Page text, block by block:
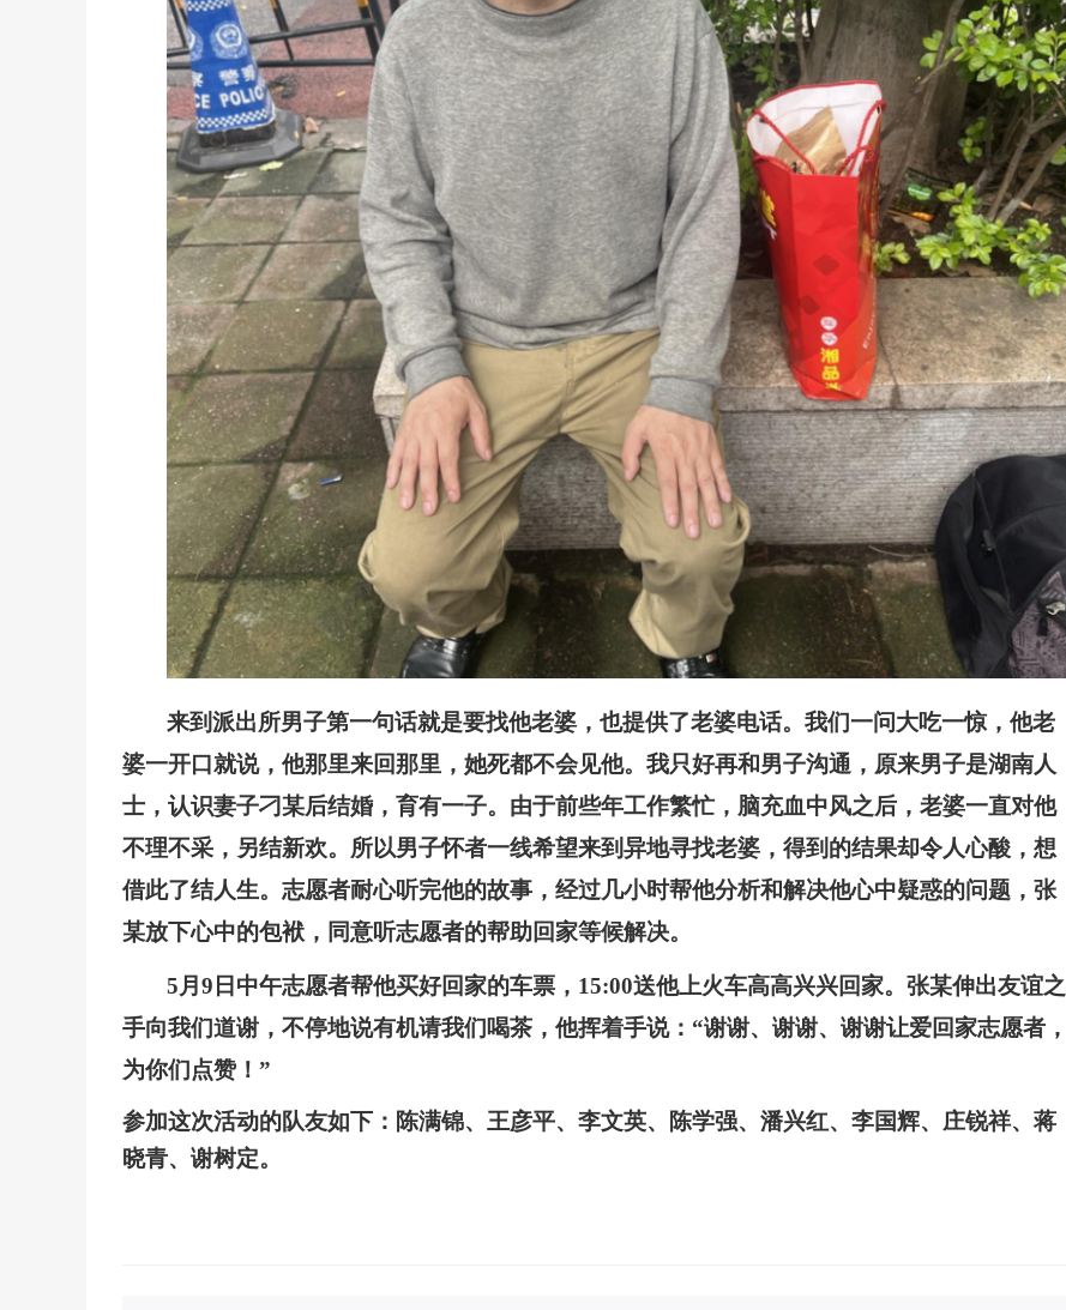
来到派出所男子第一句话就是要找他老婆，也提供了老婆电话。我们一问大吃一惊，他老
婆一开口就说，他那里来回那里，她死都不会见他。我只好再和男子沟通，原来男子是湖南人
士，认识妻子刁某后结婚，育有一子。由于前些年工作繁忙，脑充血中风之后，老婆一直对他
不理不采，另结新欢。所以男子怀者一线希望来到异地寻找老婆，得到的结果却令人心酸，想
借此了结人生。志愿者耐心听完他的故事，经过几小时帮他分析和解决他心中疑惑的问题，张
某放下心中的包袱，同意听志愿者的帮助回家等候解决。
5月9日中午志愿者帮他买好回家的车票，15:00送他上火车高高兴兴回家。张某伸出友谊之
手向我们道谢，不停地说有机请我们喝茶，他挥着手说：“谢谢、谢谢、谢谢让爱回家志愿者，
为你们点赞！”
参加这次活动的队友如下：陈满锦、王彦平、李文英、陈学强、潘兴红、李国辉、庄锐祥、蒋
晓青、谢树定。